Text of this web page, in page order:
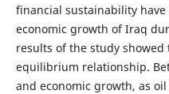
financial sustainability
economic growth of Iraq
results of the study
equilibrium relationship.
and economic growth, as